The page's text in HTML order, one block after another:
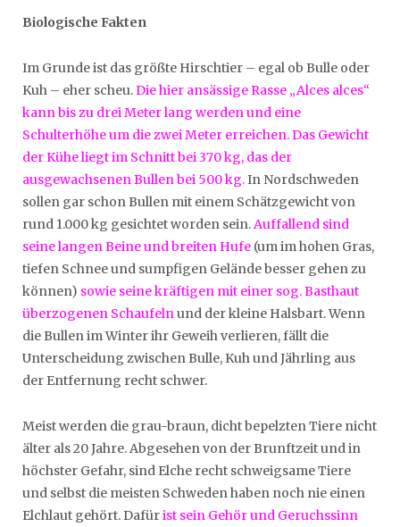
Biologische Fakten
Im Grunde ist das größte Hirschtier – egal ob Bulle oder
Kuh – eher scheu.Die hier ansässige Rasse „Alces alces“
kann bis zu drei Meter lang werden und eine
Schulterhöhe um die zwei Meter erreichen. Das Gewicht
der Kühe liegt im Schnitt bei 370 kg, das der
ausgewachsenen Bullen bei 500 kg.In Nordschweden
sollen gar schon Bullen mit einem Schätzgewicht von
rund 1.000 kg gesichtet worden sein.Auffallend sind
seine langen Beine und breiten Hufe (um im hohen Gras,
tiefen Schnee und sumpfigen Gelände besser gehen zu
können) sowie seine kräftigen mit einer sog. Basthaut
überzogenen Schaufelnund der kleine Halsbart. Wenn
die Bullen im Winter ihr Geweih verlieren, fällt die
Unterscheidung zwischen Bulle, Kuh und Jährling aus
der Entfernung recht schwer.
Meist werden die grau-braun, dicht bepelzten Tiere nicht
älter als 20 Jahre. Abgesehen von der Brunftzeit und in
höchster Gefahr, sind Elche recht schweigsame Tiere
und selbst die meisten Schweden haben noch nie einen
Elchlaut gehört. Dafürist sein Gehör und Geruchssinn